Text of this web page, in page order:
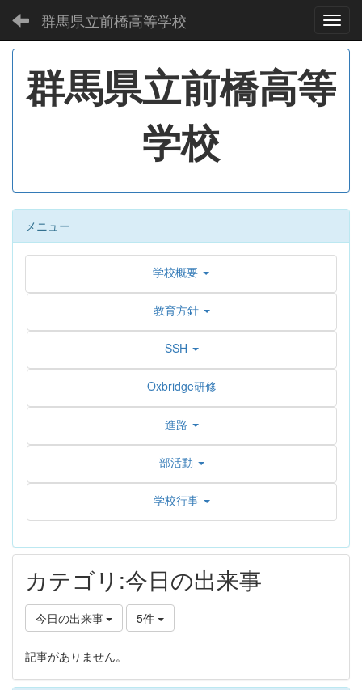
群馬県立前橋高等学校
群馬県立前橋高等
学校
メニュー
学校概要
教育方針
SSH
Oxbridge研修
進路
部活動
学校行事
カテゴリ:今日の出来事
今日の出来事 5件
記事がありません。